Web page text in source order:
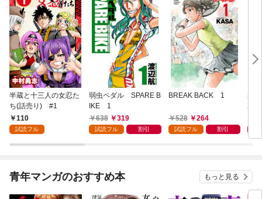
半蔵と十三人の女忍た
ち(話売り) #1
110
試読フル
弱虫ペダル SPARE B
IKE 1
638
319
試読フル 割引
BREAK BACK 1
528 264
試読フル 割引
週
青年マンガのおすすめ本 もっと見る